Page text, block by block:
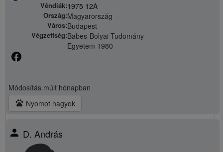
Véndiák:1975 12A
Ország:Magyarország
Város:Budapest
Végzettség:Babes-Bolyai Tudomány
Egyetem 1980
facebook
Módosítás múlt hónapban
pets Nyomot hagyok
person D. András